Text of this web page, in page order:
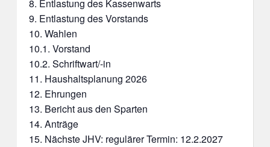
8. Entlastung des Kassenwarts
9. Entlastung des Vorstands
10. Wahlen
10.1. Vorstand
10.2. Schriftwart/-in
11. Haushaltsplanung 2026
12. Ehrungen
13. Bericht aus den Sparten
14. Anträge
15. Nächste JHV: regulärer Termin: 12.2.2027